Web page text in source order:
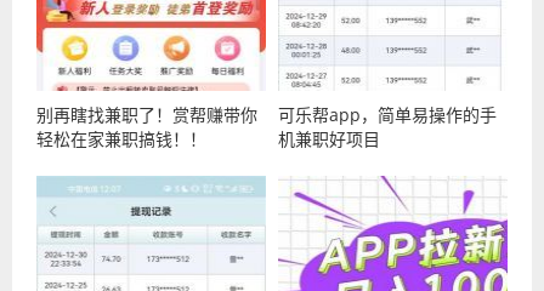
别再瞎找兼职了！赏帮赚带你
轻松在家兼职搞钱！！
可乐帮app，简单易操作的手
机兼职好项目